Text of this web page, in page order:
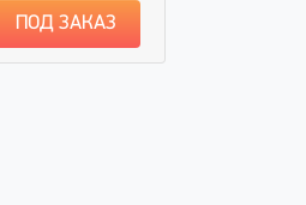
ПОД ЗАКАЗ